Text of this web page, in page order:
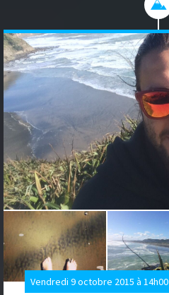
Vendredi 9 octobre 2015 à 14h00